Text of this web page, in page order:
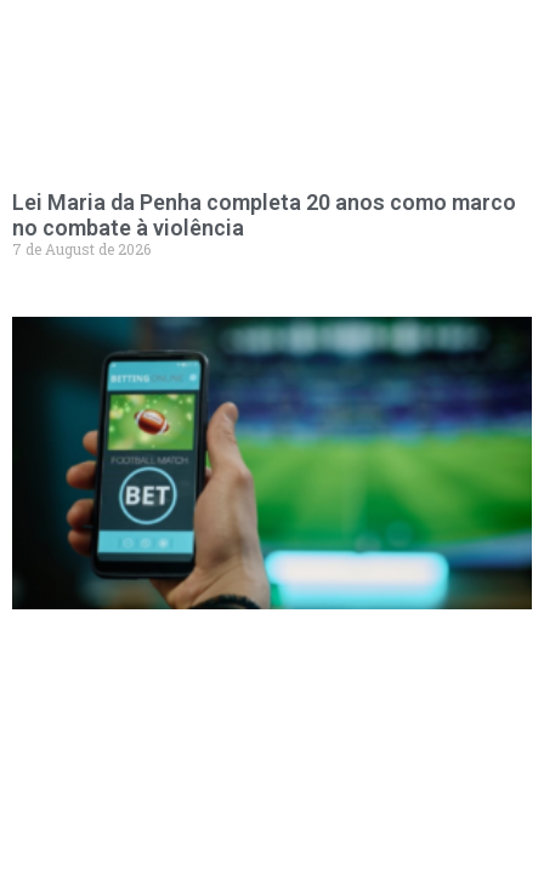
Lei Maria da Penha completa 20 anos como marco
no combate à violência
7 de August de 2026